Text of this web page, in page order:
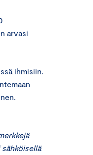
arvasi
ihmisiin.